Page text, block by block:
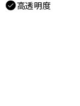
高透明度